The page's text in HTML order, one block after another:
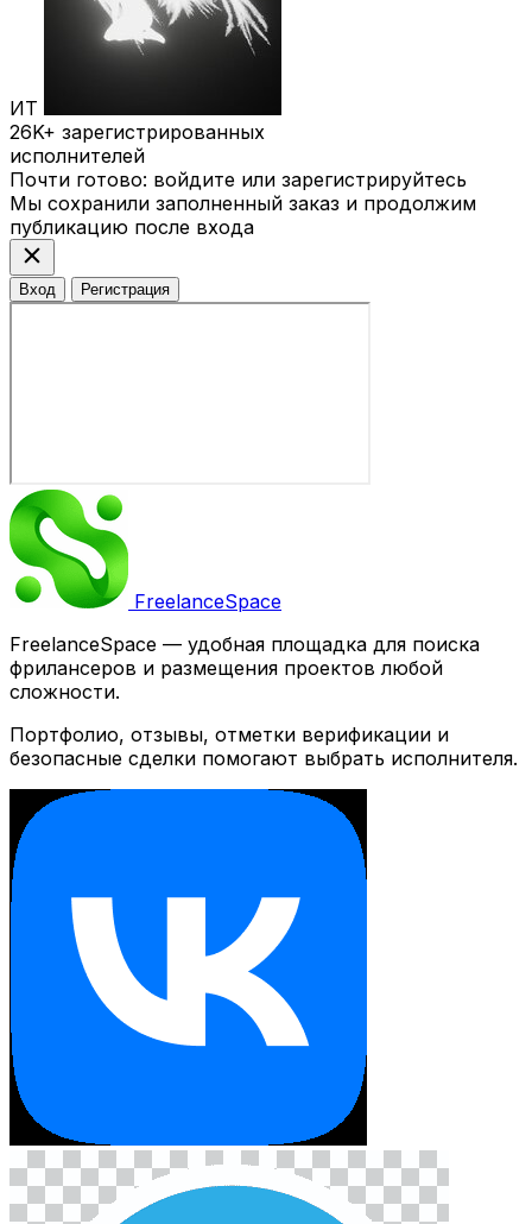
ИТ
26K+ зарегистрированных
исполнителей
Почти готово: войдите или зарегистрируйтесь
Мы сохранили заполненный заказ и продолжим
публикацию после входа
close
Вход Регистрация
FreelanceSpace
FreelanceSpace — удобная площадка для поиска
фрилансеров и размещения проектов любой
сложности.
Портфолио, отзывы, отметки верификации и
безопасные сделки помогают выбрать исполнителя.